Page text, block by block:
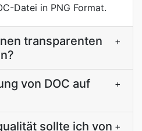
Datei in PNG Format.
transparenten
+
von DOC auf
+
sollte ich von +